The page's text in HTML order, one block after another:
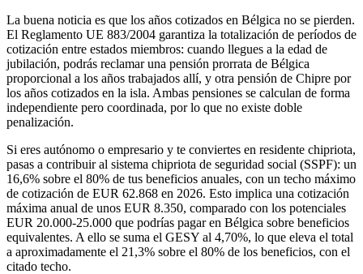
La buena noticia es que los años cotizados en Bélgica no se pierden.
El Reglamento UE 883/2004 garantiza la totalización de períodos de
cotización entre estados miembros: cuando llegues a la edad de
jubilación, podrás reclamar una pensión prorrata de Bélgica
proporcional a los años trabajados allí, y otra pensión de Chipre por
los años cotizados en la isla. Ambas pensiones se calculan de forma
independiente pero coordinada, por lo que no existe doble
penalización.
Si eres autónomo o empresario y te conviertes en residente chipriota,
pasas a contribuir al sistema chipriota de seguridad social (SSPF): un
16,6% sobre el 80% de tus beneficios anuales, con un techo máximo
de cotización de EUR 62.868 en 2026. Esto implica una cotización
máxima anual de unos EUR 8.350, comparado con los potenciales
EUR 20.000-25.000 que podrías pagar en Bélgica sobre beneficios
equivalentes. A ello se suma el GESY al 4,70%, lo que eleva el total
a aproximadamente el 21,3% sobre el 80% de los beneficios, con el
citado techo.